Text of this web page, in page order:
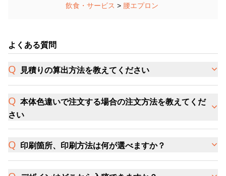
飲食・サービス > 腰エプロン
よくある質問
見積りの算出方法を教えてください
本体色違いで注文する場合の注文方法を教えてくだ
さい
印刷箇所、印刷方法は何が選べますか？